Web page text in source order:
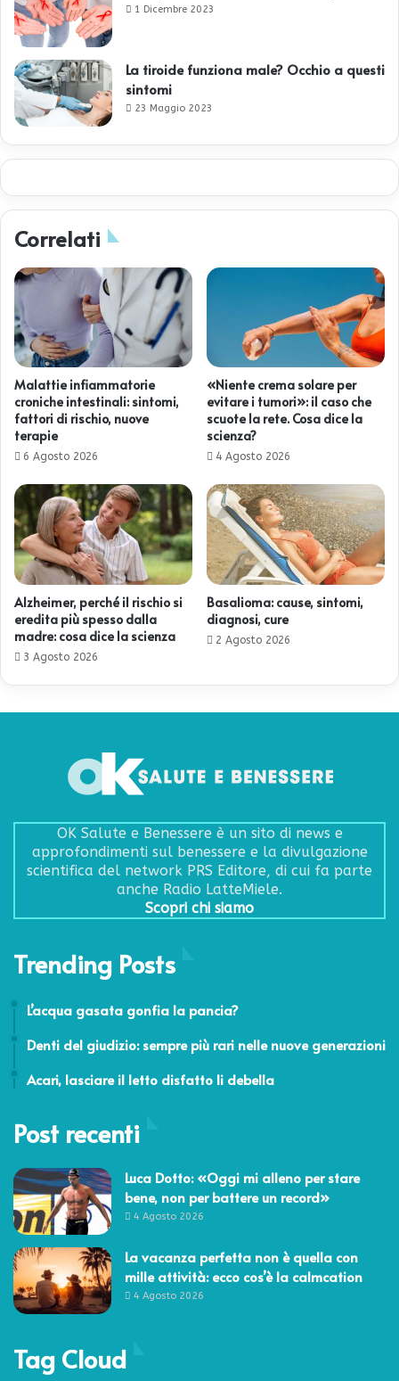
1 Dicembre 2023
La tiroide funziona male? Occhio a questi
sintomi
23 Maggio 2023
Correlati
Malattie infiammatorie
croniche intestinali: sintomi,
fattori di rischio, nuove
terapie
6 Agosto 2026
«Niente crema solare per
evitare i tumori»: il caso che
scuote la rete. Cosa dice la
scienza?
4 Agosto 2026
Alzheimer, perché il rischio si
eredita più spesso dalla
madre: cosa dice la scienza
3 Agosto 2026
Basalioma: cause, sintomi,
diagnosi, cure
2 Agosto 2026
OK Salute e Benessere è un sito di news e
approfondimenti sul benessere e la divulgazione
scientifica del network PRS Editore, di cui fa parte
anche Radio LatteMiele.
Scopri chi siamo
Trending Posts
L’acqua gasata gonfia la pancia?
Denti del giudizio: sempre più rari nelle nuove generazioni
Acari, lasciare il letto disfatto li debella
Post recenti
Luca Dotto: «Oggi mi alleno per stare
bene, non per battere un record»
4 Agosto 2026
La vacanza perfetta non è quella con
mille attività: ecco cos’è la calmcation
4 Agosto 2026
Tag Cloud